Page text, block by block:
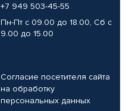
+7 949 503-45-55
Пн-Пт с 09.00 до 18.00, Сб с
9.00 до 15.00
Согласие посетителя сайта
на обработку
персональных данных